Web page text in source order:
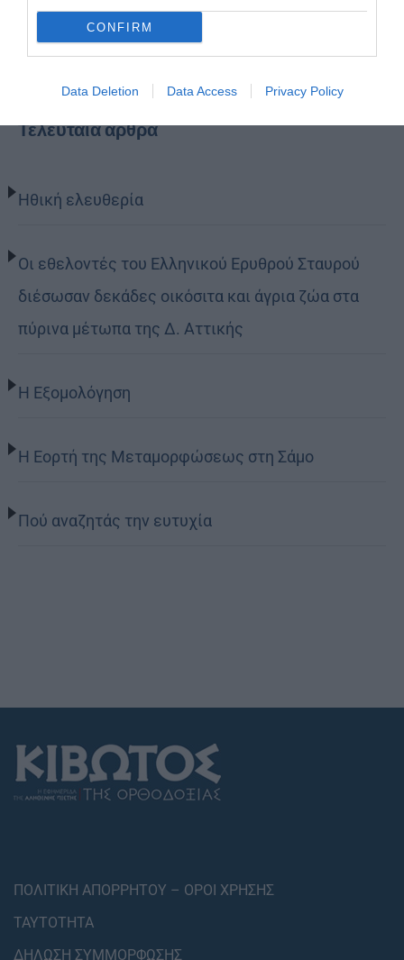
CONFIRM
Data Deletion Data Access Privacy Policy
Τελευταία άρθρα
Ηθική ελευθερία
Οι εθελοντές του Ελληνικού Ερυθρού Σταυρού
διέσωσαν δεκάδες οικόσιτα και άγρια ζώα στα
πύρινα μέτωπα της Δ. Αττικής
Η Εξομολόγηση
Η Εορτή της Μεταμορφώσεως στη Σάμο
Πού αναζητάς την ευτυχία
ΠΟΛΙΤΙΚΗ ΑΠΟΡΡΗΤΟΥ – ΟΡΟΙ ΧΡΗΣΗΣ
ΤΑΥΤΟΤΗΤΑ
ΔΗΛΩΣΗ ΣΥΜΜΟΡΦΩΣΗΣ